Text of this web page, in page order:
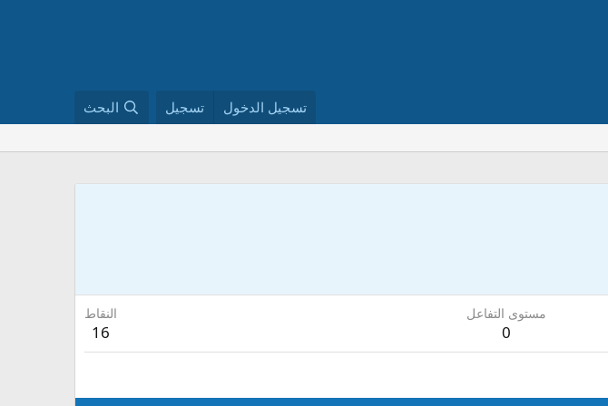
تسجيل الدخول تسجيل البحث
مستوى التفاعل
0
النقاط
16